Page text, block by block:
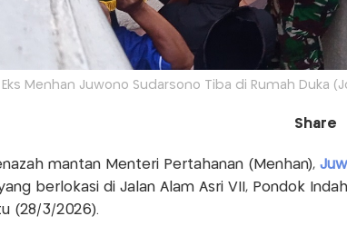
Eks Menhan Juwono Sudarsono Tiba di Rumah Duka
Share
mantan Menteri Pertahanan (Menhan),
berlokasi di Jalan Alam Asri VII, Pondok
(28/3/2026).